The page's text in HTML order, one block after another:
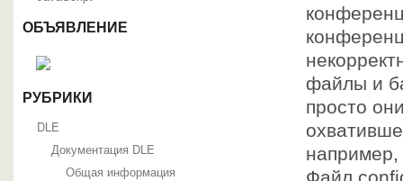
ОБЪЯВЛЕНИЕ
РУБРИКИ
DLE
Документация DLE
Общая информация
файлы и
просто
например,